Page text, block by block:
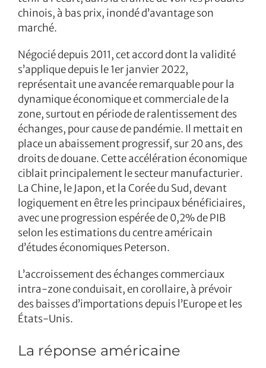
chinois, à bas prix, inondé d’avantage son
marché.
Négocié depuis 2011, cet accord dont la validité
s’applique depuis le 1er janvier 2022,
représentait une avancée remarquable pour la
dynamique économique et commerciale de la
zone, surtout en période de ralentissement des
échanges, pour cause de pandémie. Il mettait en
place un abaissement progressif, sur 20 ans, des
droits de douane. Cette accélération économique
ciblait principalement le secteur manufacturier.
La Chine, le Japon, et la Corée du Sud, devant
logiquement en être les principaux bénéficiaires,
avec une progression espérée de 0,2% de PIB
selon les estimations du centre américain
d’études économiques Peterson.
L’accroissement des échanges commerciaux
intra-zone conduisait, en corollaire, à prévoir
des baisses d’importations depuis l’Europe et les
États-Unis.
La réponse américaine